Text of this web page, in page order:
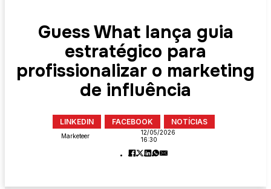
Guess What lança guia
estratégico para
profissionalizar o marketing
de influência
LINKEDIN FACEBOOK NOTÍCIAS
Marketeer
12/05/2026
16:30